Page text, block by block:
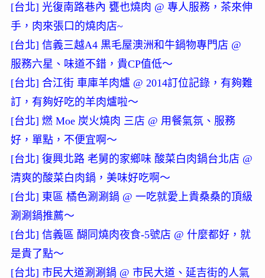
[台北] 光復南路巷內 甕也燒肉 @ 專人服務，茶來伸
手，肉來張口的燒肉店~
[台北] 信義三越A4 黒毛屋澳洲和牛鍋物專門店 @
服務六星、味道不錯，貴CP值低～
[台北] 合江街 車庫羊肉爐 @ 2014訂位記錄，有夠難
訂，有夠好吃的羊肉爐啦～
[台北] 燃 Moe 炭火燒肉 三店 @ 用餐氣氛、服務
好，單點，不便宜啊～
[台北] 復興北路 老舅的家鄉味 酸菜白肉鍋台北店 @
清爽的酸菜白肉鍋，美味好吃啊～
[台北] 東區 橘色涮涮鍋 @ 一吃就愛上貴桑桑的頂級
涮涮鍋推薦～
[台北] 信義區 醐同燒肉夜食-5號店 @ 什麼都好，就
是貴了點～
[台北] 市民大道涮涮鍋 @ 市民大道、延吉街的人氣